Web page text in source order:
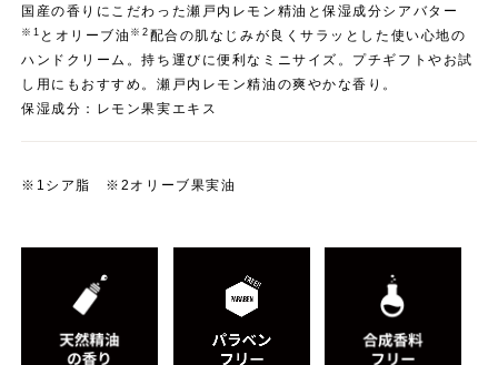
国産の香りにこだわった瀬戸内レモン精油と保湿成分シアバター
※1 とオリーブ油 ※2 配合の肌なじみが良くサラッとした使い心地の
ハンドクリーム。持ち運びに便利なミニサイズ。プチギフトやお試
し用にもおすすめ。瀬戸内レモン精油の爽やかな香り。
保湿成分：レモン果実エキス
※1シア脂 ※2オリーブ果実油